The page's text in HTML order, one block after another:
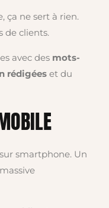
ça ne sert à rien.
de clients.
avec des mots-
rédigéeset du
smartphone. Un